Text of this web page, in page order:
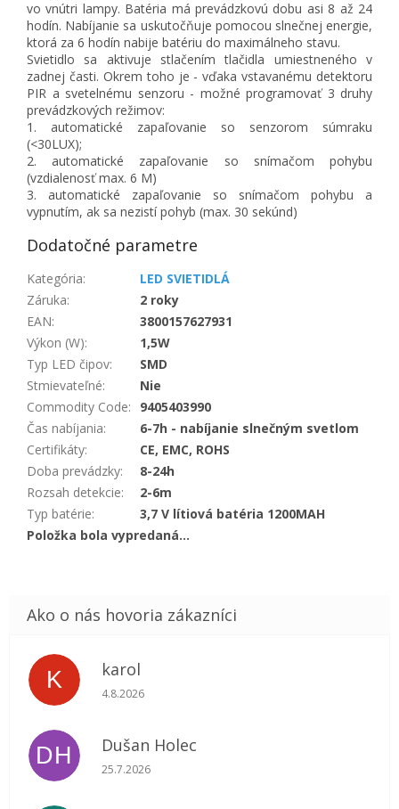
vo vnútri lampy. Batéria má prevádzkovú dobu asi 8 až 24
hodín. Nabíjanie sa uskutočňuje pomocou slnečnej energie,
ktorá za 6 hodín nabije batériu do maximálneho stavu.
Svietidlo sa aktivuje stlačením tlačidla umiestneného v
zadnej časti. Okrem toho je - vďaka vstavanému detektoru
PIR a svetelnému senzoru - možné programovať 3 druhy
prevádzkových režimov:
1. automatické zapaľovanie so senzorom súmraku
(<30LUX);
2. automatické zapaľovanie so snímačom pohybu
(vzdialenosť max. 6 M)
3. automatické zapaľovanie so snímačom pohybu a
vypnutím, ak sa nezistí pohyb (max. 30 sekúnd)
Dodatočné parametre
Kategória:
LED SVIETIDLÁ
Záruka:
2 roky
EAN:
3800157627931
Výkon (W):
1,5W
Typ LED čipov:
SMD
Stmievateľné:
Nie
Commodity Code:
9405403990
Čas nabíjania:
6-7h - nabíjanie slnečným svetlom
Certifikáty:
CE, EMC, ROHS
Doba prevádzky:
8-24h
Rozsah detekcie:
2-6m
Typ batérie:
3,7 V lítiová batéria 1200MAH
Položka bola vypredaná…
K karol
Hodnotenie obchodu je 5 z 5 hviezdičiek.
4.8.2026
DH Dušan Holec
Hodnotenie obchodu je 5 z 5 hviezdičiek.
25.7.2026